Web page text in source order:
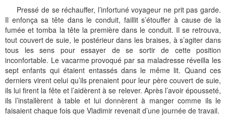
Pressé de se réchauffer, l’infortuné voyageur ne prit pas garde.
Il enfonça sa tête dans le conduit, faillit s’étouffer à cause de la
fumée et tomba la tête la première dans le conduit. Il se retrouva,
tout couvert de suie, le postérieur dans les braises, à s’agiter dans
tous les sens pour essayer de se sortir de cette position
inconfortable. Le vacarme provoqué par sa maladresse réveilla les
sept enfants qui étaient entassés dans le même lit. Quand ces
derniers virent celui qu’ils prenaient pour leur père couvert de suie,
ils lui firent la fête et l’aidèrent à se relever. Après l’avoir épousseté,
ils l’installèrent à table et lui donnèrent à manger comme ils le
faisaient chaque fois que Vladimir revenait d’une journée de travail.